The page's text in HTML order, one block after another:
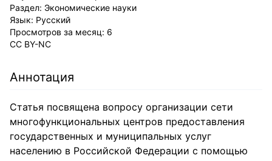
Раздел: Экономические науки
Язык: Русский
Просмотров за месяц: 6
CC BY-NC
Аннотация
Статья посвящена вопросу организации сети
многофункциональных центров предоставления
государственных и муниципальных услуг
населению в Российской Федерации с помощью